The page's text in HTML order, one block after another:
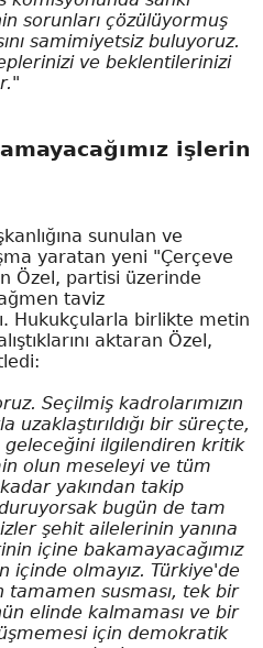
sorunları çözülüyormuş
samimiyetsiz buluyoruz.
ve beklentilerinizi
işlerin
sunulan ve
yaratan yeni "Çerçeve
Özel, partisi üzerinde
taviz
Hukukçularla birlikte metin
aktaran Özel,
Seçilmiş kadrolarımızın
uzaklaştırıldığı bir süreçte,
ilgilendiren kritik
olun meseleyi ve tüm
yakından takip
bugün de tam
şehit ailelerinin yanına
içine bakamayacağımız
içinde olmayız. Türkiye'de
tamamen susması, tek bir
elinde kalmaması ve bir
için demokratik